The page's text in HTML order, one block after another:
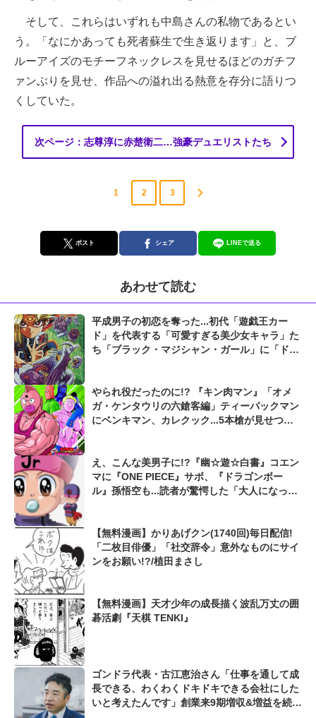
そして、これらはいずれも中島さんの私物であるとい
う。「なにかあっても死者蘇生で生き返ります」と、ブ
ルーアイズのモチーフネックレスを見せるほどのガチフ
ァンぶりを見せ、作品への溢れ出る熱意を存分に語りつ
くしていた。
次ページ：志尊淳に赤楚衛二…強豪デュエリストたち
1 2 3
ポスト シェア LINEで送る
あわせて読む
平成男子の初恋を奪った...初代「遊戯王カー
ド」を代表する「可愛すぎる美少女キャラ」た
ち「ブラック・マジシャン・ガール」に「ドリ
やられ役だったのに!? 『キン肉マン』「オメ
ガ・ケンタウリの六鎗客編」ティーパックマン
にベンキマン、カレクック...5本槍が見せつけ
え、こんな美男子に!?『幽☆遊☆白書』コエン
マに『ONE PIECE』サボ、『ドラゴンボー
ル』孫悟空も...読者が驚愕した「大人になって
【無料漫画】かりあげクン(1740回)毎日配信!
「二枚目俳優」「社交辞令」意外なものにサイ
ンをお願い!?/植田まさし
【無料漫画】天才少年の成長描く波乱万丈の囲
碁活劇『天棋 TENKI』
ゴンドラ代表・古江恵治さん「仕事を通して成
長できる、わくわくドキドキできる会社にした
いと考えたんです」創業来9期増収&増益を続け